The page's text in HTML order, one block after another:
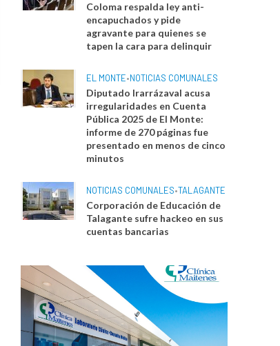
Coloma respalda ley anti-
encapuchados y pide
agravante para quienes se
tapen la cara para delinquir
EL MONTE•NOTICIAS COMUNALES
Diputado Irarrázaval acusa
irregularidades en Cuenta
Pública 2025 de El Monte:
informe de 270 páginas fue
presentado en menos de cinco
minutos
NOTICIAS COMUNALES•TALAGANTE
Corporación de Educación de
Talagante sufre hackeo en sus
cuentas bancarias